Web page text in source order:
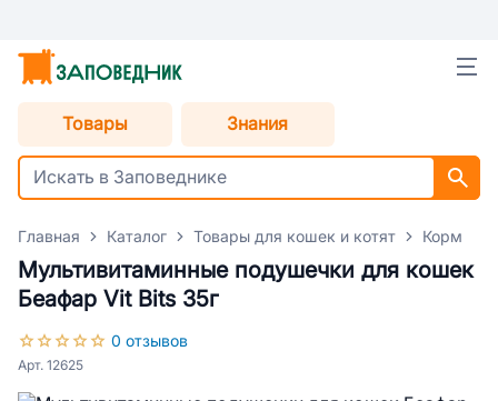
Товары Знания
Главная Каталог Товары для кошек и котят Корм
Мультивитаминные подушечки для кошек
Беафар Vit Bits 35г
0 отзывов
Арт. 12625